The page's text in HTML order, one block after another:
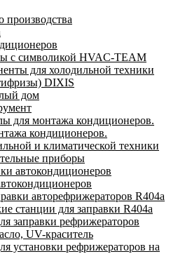
производства
с символикой HVAC-TEAM
для холодильной техники
DIXIS
дом
для монтажа кондиционеров.
кондиционеров.
и климатической техники
приборы
автокондиционеров
авторефрижераторов R404a
станции для заправки R404a
заправки рефрижераторов
UV-краситель
установки рефрижераторов на